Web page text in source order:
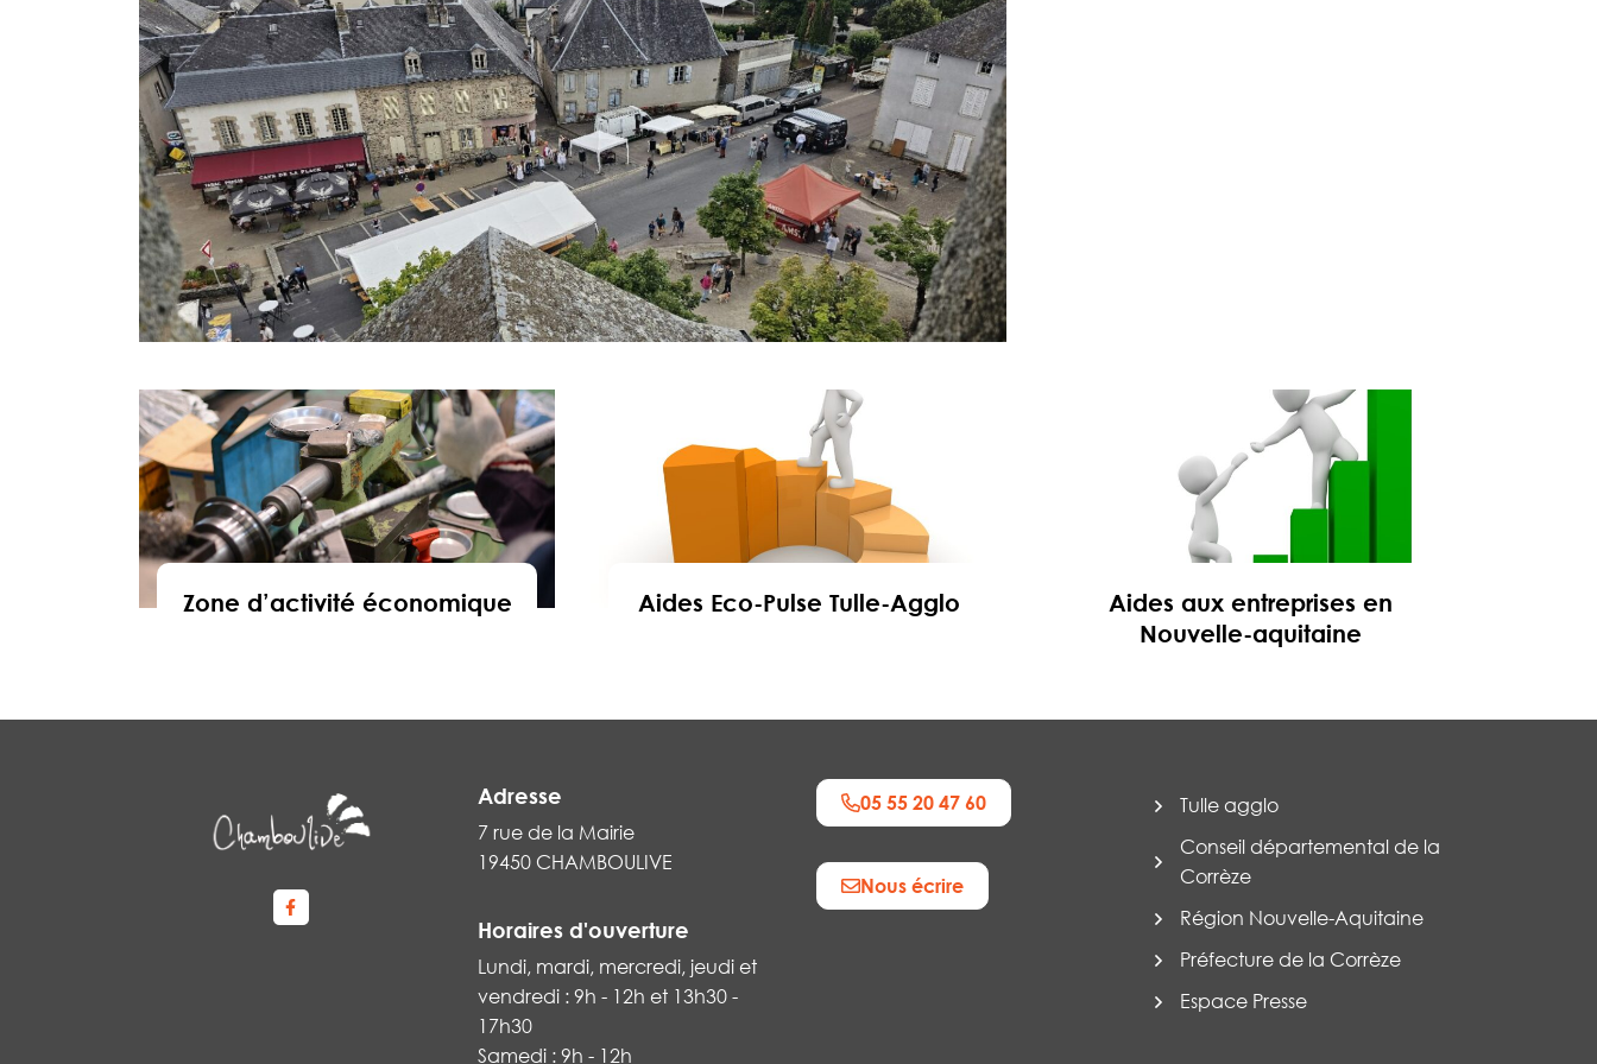
Zone d’activité économique Aides Eco-Pulse Tulle-Agglo
Aides aux entreprises en
Nouvelle-aquitaine
Lien vers le compte Facebook
Adresse
7 rue de la Mairie
19450 CHAMBOULIVE
Horaires d'ouverture
Lundi, mardi, mercredi, jeudi et
vendredi : 9h - 12h et 13h30 -
17h30
Samedi : 9h - 12h
05 55 20 47 60
Nous écrire
Tulle agglo
Conseil départemental de la
Corrèze
Région Nouvelle-Aquitaine
Préfecture de la Corrèze
Espace Presse